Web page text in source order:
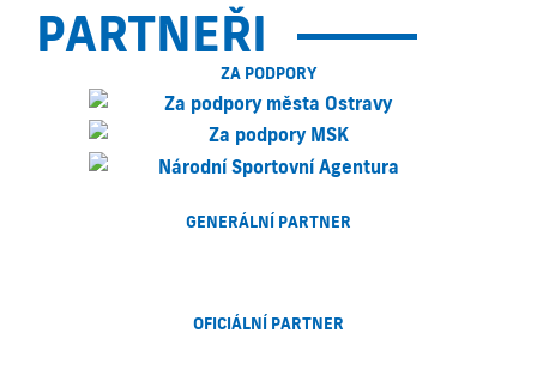
PARTNEŘI
ZA PODPORY
GENERÁLNÍ PARTNER
OFICIÁLNÍ PARTNER